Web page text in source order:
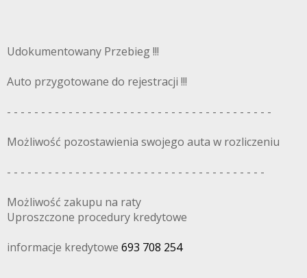
Udokumentowany Przebieg !!!
Auto przygotowane do rejestracji !!!
- - - - - - - - - - - - - - - - - - - - - - - - - - - - - - - - - - - - - - -
Możliwość pozostawienia swojego auta w rozliczeniu
- - - - - - - - - - - - - - - - - - - - - - - - - - - - - - - - - - - - - -
Możliwość zakupu na raty
Uproszczone procedury kredytowe
informacje kredytowe 693 708 254